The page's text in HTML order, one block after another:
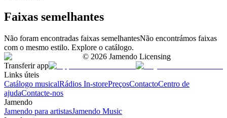
Faixas semelhantes
Não foram encontradas faixas semelhantesNão encontrámos faixas
com o mesmo estilo. Explore o catálogo.
© 2026 Jamendo Licensing
Transferir app
Links úteis
Catálogo musicalRádios In-storePreçosContactoCentro de
ajudaContacte-nos
Jamendo
Jamendo para artistasJamendo Music